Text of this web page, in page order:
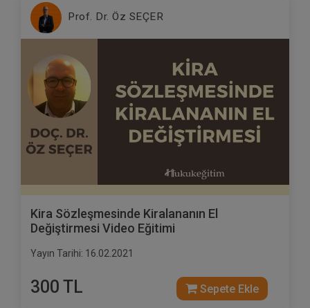
Prof. Dr. Öz SEÇER
Kira Sözleşmesinde Kiralananın El
Değiştirmesi Video Eğitimi
Yayın Tarihi: 16.02.2021
300 TL Sepete Ekle